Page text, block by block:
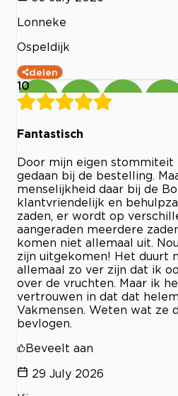
Lonneke
Ospeldijk
delen
10
Fantastisch
Door mijn eigen stommiteit
gedaan bij de bestelling.
menselijkheid daar bij de
klantvriendelijk en
zaden, er wordt op
aangeraden meerdere
komen niet allemaal uit.
zijn uitgekomen! Het duurt
allemaal zo ver zijn dat ik
over de vruchten. Maar ik
vertrouwen in dat dat
Vakmensen. Weten wat ze
bevlogen.
Beveelt aan
29 July 2026